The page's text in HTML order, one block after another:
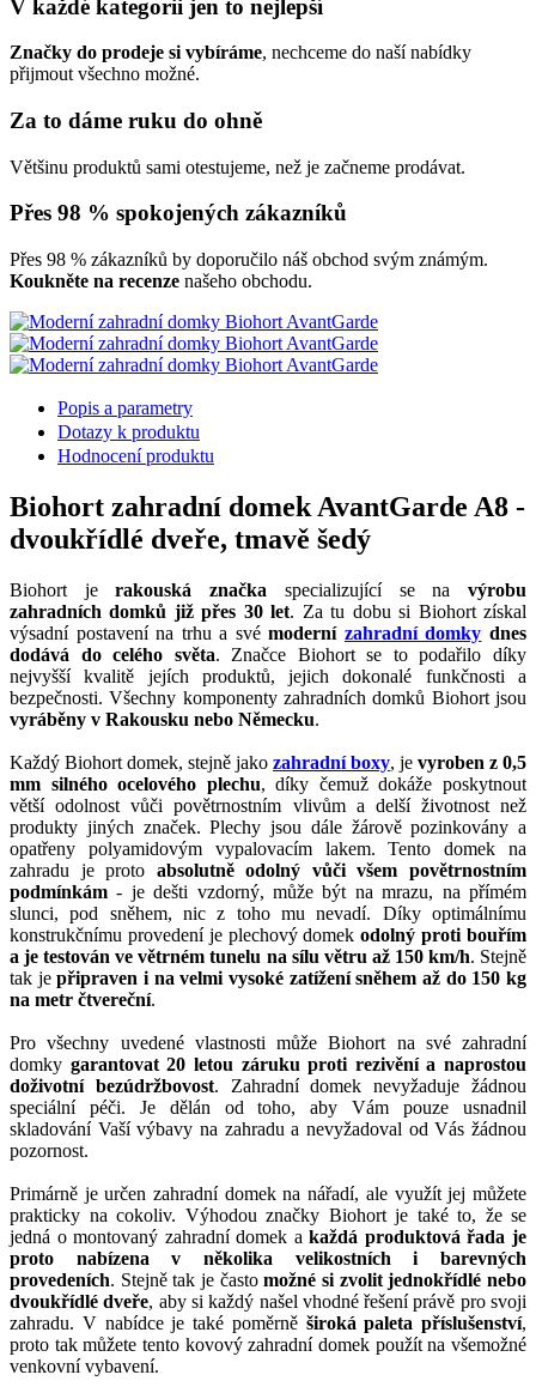
V každé kategorii jen to nejlepší
Značky do prodeje si vybíráme, nechceme do naší nabídky
přijmout všechno možné.
Za to dáme ruku do ohně
Většinu produktů sami otestujeme, než je začneme prodávat.
Přes 98 % spokojených zákazníků
Přes 98 % zákazníků by doporučilo náš obchod svým známým.
Koukněte na recenze našeho obchodu.
Popis a parametry
Dotazy k produktu
Hodnocení produktu
Biohort zahradní domek AvantGarde A8 -
dvoukřídlé dveře, tmavě šedý
Biohort jerakouská značka specializující se navýrobu
zahradních domků již přes 30 let. Za tu dobu si Biohort získal
výsadní postavení na trhu a svémoderní zahradní domky dnes
dodává do celého světa. Značce Biohort se to podařilo díky
nejvyšší kvalitě jejích produktů, jejich dokonalé funkčnosti a
bezpečnosti. Všechny komponenty zahradních domků Biohort jsou
vyráběny v Rakousku nebo Německu.
Každý Biohort domek, stejně jako zahradní boxy, je vyroben z 0,5
mm silného ocelového plechu, díky čemuž dokáže poskytnout
větší odolnost vůči povětrnostním vlivům a delší životnost než
produkty jiných značek. Plechy jsou dále žárově pozinkovány a
opatřeny polyamidovým vypalovacím lakem. Tento domek na
zahradu je proto absolutně odolný vůči všem povětrnostním
podmínkám - je dešti vzdorný, může být na mrazu, na přímém
slunci, pod sněhem, nic z toho mu nevadí. Díky optimálnímu
konstrukčnímu provedení je plechový domekodolný proti bouřím
a je testován ve větrném tunelu na sílu větru až 150 km/h. Stejně
tak jepřipraven i na velmi vysoké zatížení sněhem až do 150 kg
na metr čtvereční.
Pro všechny uvedené vlastnosti může Biohort na své zahradní
domky garantovat 20 letou záruku proti rezivění a naprostou
doživotní bezúdržbovost. Zahradní domek nevyžaduje žádnou
speciální péči. Je dělán od toho, aby Vám pouze usnadnil
skladování Vaší výbavy na zahradu a nevyžadoval od Vás žádnou
pozornost.
Primárně je určen zahradní domek na nářadí, ale využít jej můžete
prakticky na cokoliv. Výhodou značky Biohort je také to, že se
jedná o montovaný zahradní domek akaždá produktová řada je
proto nabízena v několika velikostních i barevných
provedeních. Stejně tak je častomožné si zvolit jednokřídlé nebo
dvoukřídlé dveře, aby si každý našel vhodné řešení právě pro svoji
zahradu. V nabídce je také poměrně široká paleta příslušenství,
proto tak můžete tento kovový zahradní domek použít na všemožné
venkovní vybavení.